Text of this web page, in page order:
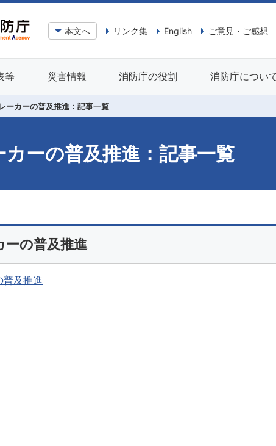
本文へ リンク集 English ご意見・ご感想
等 災害情報 消防庁の役割 消防庁につい
ーカーの普及推進：記事一覧
ーの普及推進：記事一覧
ーの普及推進
普及推進